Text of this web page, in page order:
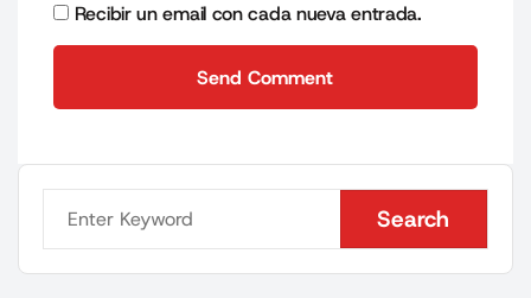
Recibir un email con cada nueva entrada.
Send Comment
Search
Search